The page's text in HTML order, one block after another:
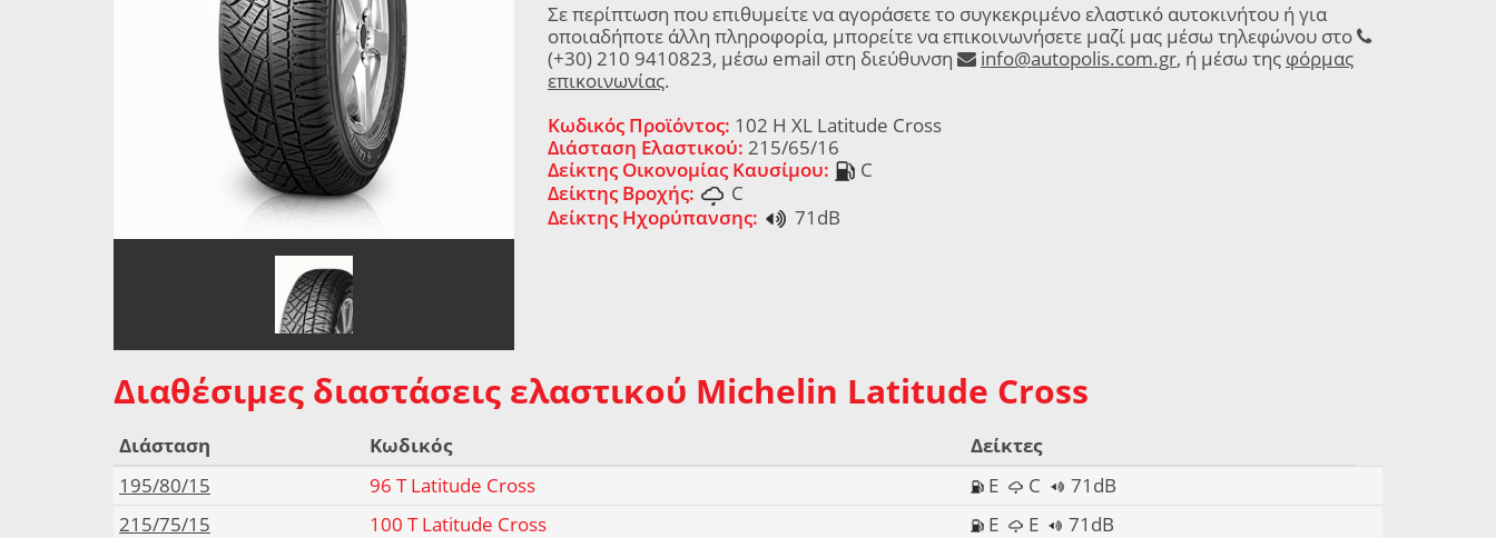
Σε περίπτωση που επιθυμείτε να αγοράσετε το συγκεκριμένο ελαστικό αυτοκινήτου ή για
οποιαδήποτε άλλη πληροφορία, μπορείτε να επικοινωνήσετε μαζί μας μέσω τηλεφώνου στο
(+30) 210 9410823, μέσω email στη διεύθυνση
info@autopolis.com.gr, ή μέσω της φόρμας
επικοινωνίας.
Κωδικός Προϊόντος: 102 H XL Latitude Cross
Διάσταση Ελαστικού: 215/65/16
Δείκτης Οικονομίας Καυσίμου:
C
Δείκτης Βροχής:
C
Δείκτης Ηχορύπανσης:
71dB
Διαθέσιμες διαστάσεις ελαστικού Michelin Latitude Cross
Διάσταση Κωδικός
Δείκτες
195/80/15
96 T Latitude Cross E C
71dB
215/75/15
100 T Latitude Cross E E
71dB